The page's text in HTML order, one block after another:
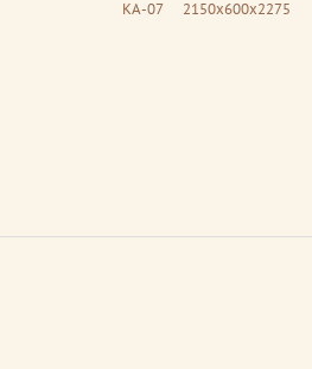
КА-07 2150x600x2275